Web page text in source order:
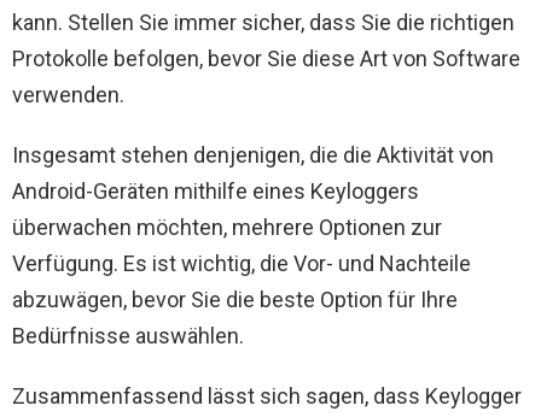
kann. Stellen Sie immer sicher, dass Sie die richtigen
Protokolle befolgen, bevor Sie diese Art von Software
verwenden.
Insgesamt stehen denjenigen, die die Aktivität von
Android-Geräten mithilfe eines Keyloggers
überwachen möchten, mehrere Optionen zur
Verfügung. Es ist wichtig, die Vor- und Nachteile
abzuwägen, bevor Sie die beste Option für Ihre
Bedürfnisse auswählen.
Zusammenfassend lässt sich sagen, dass Keylogger